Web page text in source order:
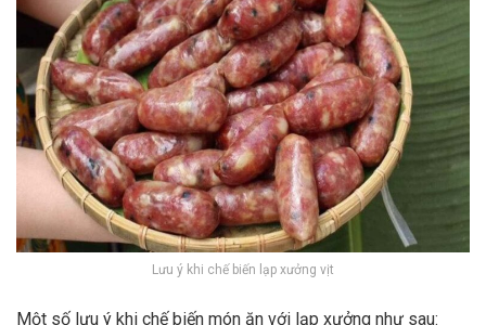
Lưu ý khi chế biến lạp xưởng vịt
Một số lưu ý khi chế biến món ăn với lạp xưởng như sau: